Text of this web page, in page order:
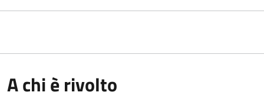
A chi è rivolto